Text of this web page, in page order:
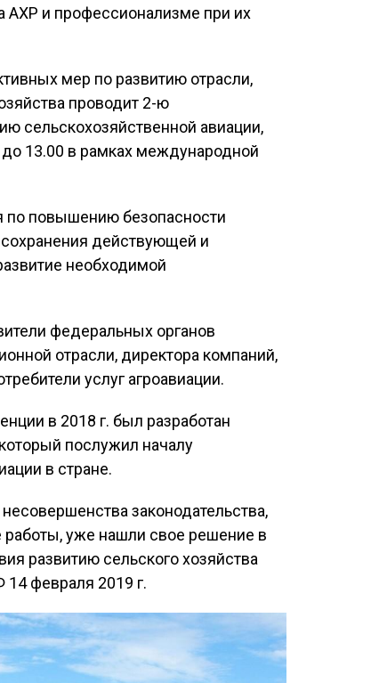
АХР и профессионализме при их
мер по развитию отрасли,
проводит 2-ю
сельскохозяйственной авиации,
до 13.00 в рамках международной
по повышению безопасности
действующей и
необходимой
федеральных органов
отрасли, директора компаний,
услуг агроавиации.
в 2018 г. был разработан
послужил началу
в стране.
законодательства,
уже нашли свое решение в
развитию сельского хозяйства
14 февраля 2019 г.